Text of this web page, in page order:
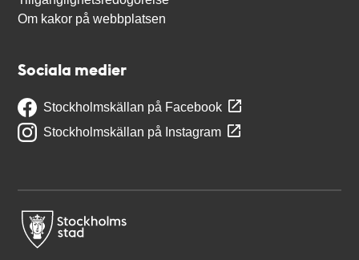
Om kakor på webbplatsen
Sociala medier
Stockholmskällan på Facebook
Stockholmskällan på Instagram